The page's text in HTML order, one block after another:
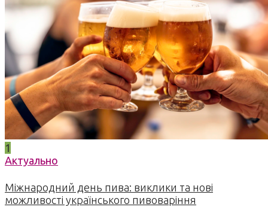
1
Актуально
Міжнародний день пива: виклики та нові
можливості українського пивоваріння